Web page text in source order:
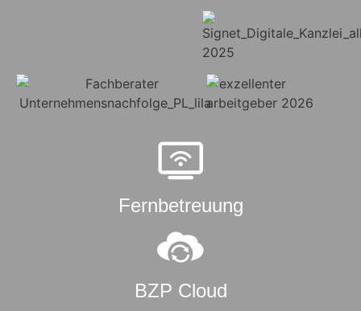
Fernbetreuung
BZP Cloud